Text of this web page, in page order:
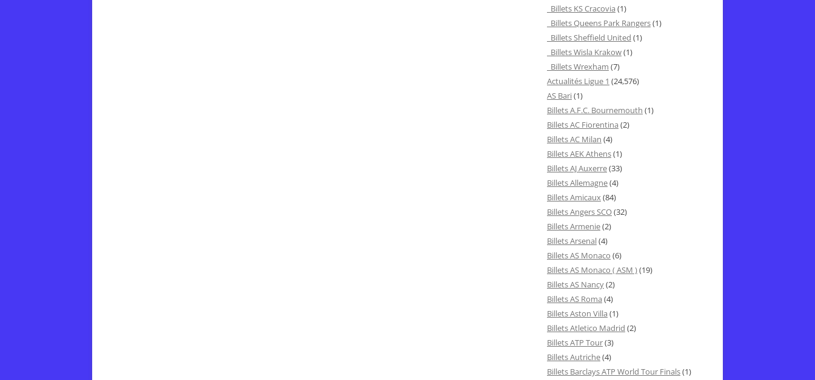
Billets KS Cracovia (1)
Billets Queens Park Rangers(1)
Billets Sheffield United (1)
Billets Wisla Krakow(1)
Billets Wrexham (7)
Actualités Ligue 1 (24,576)
AS Bari(1)
Billets A.F.C. Bournemouth (1)
Billets AC Fiorentina (2)
Billets AC Milan (4)
Billets AEK Athens(1)
Billets AJ Auxerre(33)
Billets Allemagne(4)
Billets Amicaux(84)
Billets Angers SCO(32)
Billets Armenie(2)
Billets Arsenal(4)
Billets AS Monaco (6)
Billets AS Monaco ( ASM )(19)
Billets AS Nancy(2)
Billets AS Roma (4)
Billets Aston Villa (1)
Billets Atletico Madrid (2)
Billets ATP Tour(3)
Billets Autriche(4)
Billets Barclays ATP World Tour Finals(1)